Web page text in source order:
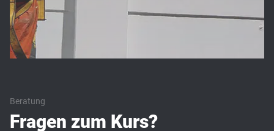
Beratung
Fragen zum Kurs?